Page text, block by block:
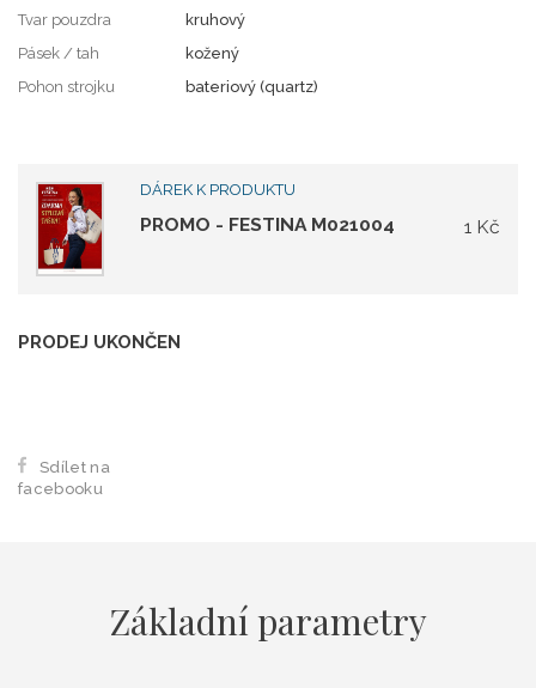
Tvar pouzdra
kruhový
Pásek / tah
kožený
Pohon strojku
bateriový (quartz)
DÁREK K PRODUKTU
1 Kč
PROMO - FESTINA M021004
PRODEJ UKONČEN
Sdílet na
facebooku
Základní parametry